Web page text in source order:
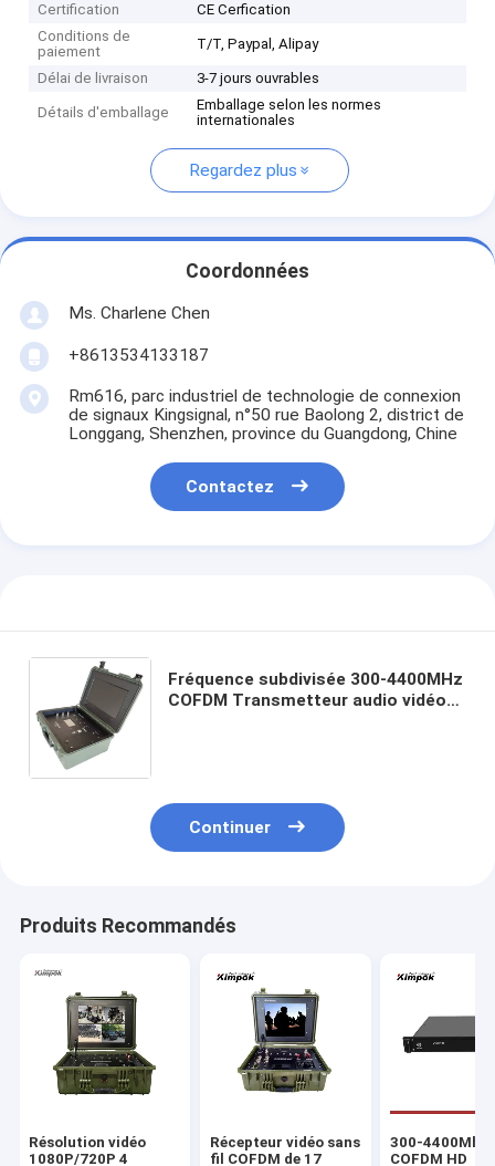
Certification
CE Cerfication
Conditions de
paiement
T/T, Paypal, Alipay
Délai de livraison 3-7 jours ouvrables
Détails d'emballage
Emballage selon les normes
internationales
Regardez plus
Coordonnées
Ms. Charlene Chen
+8613534133187
Rm616, parc industriel de technologie de connexion
de signaux Kingsignal, n°50 rue Baolong 2, district de
Longgang, Shenzhen, province du Guangdong, Chine
Contactez
Fréquence subdivisée 300-4400MHz
COFDM Transmetteur audio vidéo
Continuer
Produits Recommandés
Résolution vidéo
1080P/720P 4
Récepteur vidéo sans
fil COFDM de 17
300-4400Mhz
COFDM HD